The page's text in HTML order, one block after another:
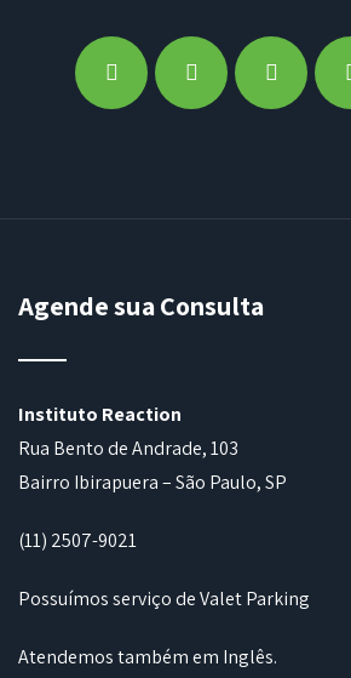
Agende sua Consulta
Instituto Reaction
Rua Bento de Andrade, 103
Bairro Ibirapuera – São Paulo, SP
(11) 2507-9021
Possuímos serviço de Valet Parking
Atendemos também em Inglês.